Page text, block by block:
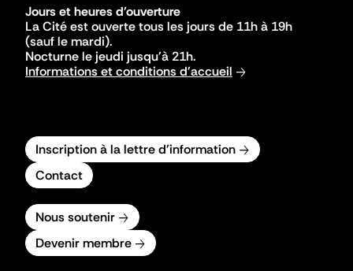
Jours et heures d'ouverture
La Cité est ouverte tous les jours de 11h à 19h
(sauf le mardi).
Nocturne le jeudi jusqu'à 21h.
Informations et conditions d'accueil
Inscription à la lettre d'information
Contact
Nous soutenir
Devenir membre